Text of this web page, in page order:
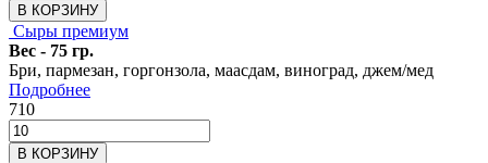
В КОРЗИНУ
Сыры премиум
Вес - 75 гр.
Бри, пармезан, горгонзола, маасдам, виноград, джем/мед
Подробнее
710
В КОРЗИНУ